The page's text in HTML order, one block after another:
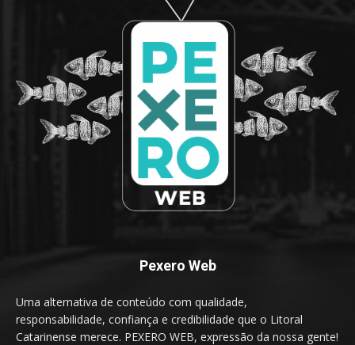
Pexero Web
Uma alternativa de conteúdo com qualidade,
responsabilidade, confiança e credibilidade que o Litoral
Catarinense merece. PEXERO WEB, expressão da nossa gente!